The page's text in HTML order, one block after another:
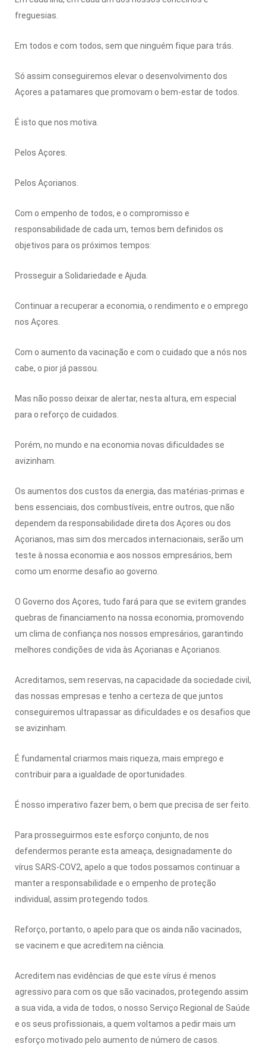
freguesias.
Em todos e com todos, sem que ninguém fique para trás.
Só assim conseguiremos elevar o desenvolvimento dos
Açores a patamares que promovam o bem-estar de todos.
É isto que nos motiva.
Pelos Açores.
Pelos Açorianos.
Com o empenho de todos, e o compromisso e
responsabilidade de cada um, temos bem definidos os
objetivos para os próximos tempos:
Prosseguir a Solidariedade e Ajuda.
Continuar a recuperar a economia, o rendimento e o emprego
nos Açores.
Com o aumento da vacinação e com o cuidado que a nós nos
cabe, o pior já passou.
Mas não posso deixar de alertar, nesta altura, em especial
para o reforço de cuidados.
Porém, no mundo e na economia novas dificuldades se
avizinham.
Os aumentos dos custos da energia, das matérias-primas e
bens essenciais, dos combustíveis, entre outros, que não
dependem da responsabilidade direta dos Açores ou dos
Açorianos, mas sim dos mercados internacionais, serão um
teste à nossa economia e aos nossos empresários, bem
como um enorme desafio ao governo.
O Governo dos Açores, tudo fará para que se evitem grandes
quebras de financiamento na nossa economia, promovendo
um clima de confiança nos nossos empresários, garantindo
melhores condições de vida às Açorianas e Açorianos.
Acreditamos, sem reservas, na capacidade da sociedade civil,
das nossas empresas e tenho a certeza de que juntos
conseguiremos ultrapassar as dificuldades e os desafios que
se avizinham.
É fundamental criarmos mais riqueza, mais emprego e
contribuir para a igualdade de oportunidades.
É nosso imperativo fazer bem, o bem que precisa de ser feito.
Para prosseguirmos este esforço conjunto, de nos
defendermos perante esta ameaça, designadamente do
vírus SARS-COV2, apelo a que todos possamos continuar a
manter a responsabilidade e o empenho de proteção
individual, assim protegendo todos.
Reforço, portanto, o apelo para que os ainda não vacinados,
se vacinem e que acreditem na ciência.
Acreditem nas evidências de que este vírus é menos
agressivo para com os que são vacinados, protegendo assim
a sua vida, a vida de todos, o nosso Serviço Regional de Saúde
e os seus profissionais, a quem voltamos a pedir mais um
esforço motivado pelo aumento de número de casos.